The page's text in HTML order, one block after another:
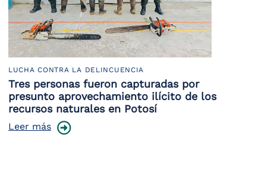
LUCHA CONTRA LA DELINCUENCIA
Tres personas fueron capturadas por
presunto aprovechamiento ilícito de los
recursos naturales en Potosí
Leer más